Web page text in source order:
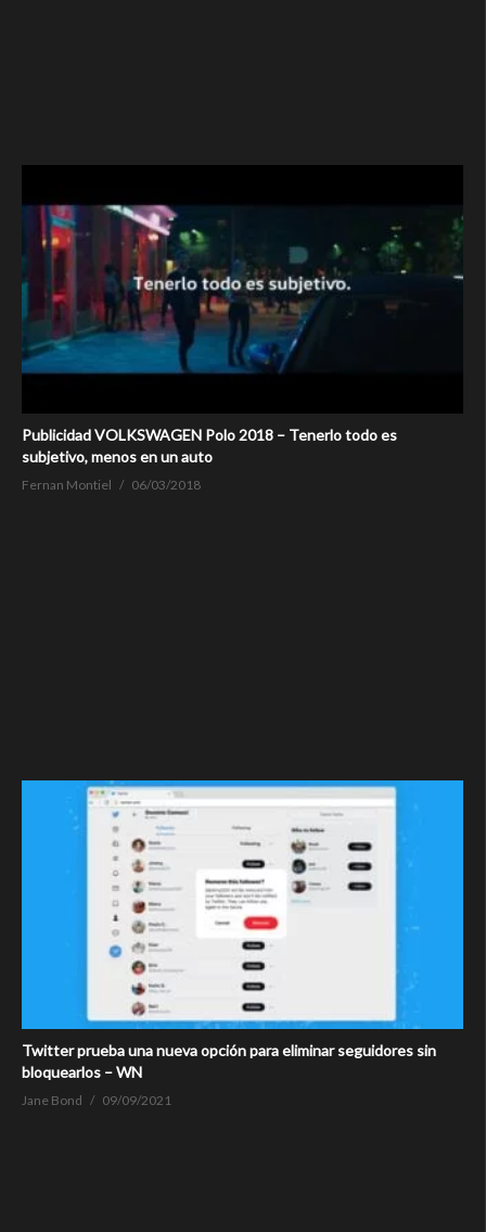
Publicidad VOLKSWAGEN Polo 2018 – Tenerlo todo es
subjetivo, menos en un auto
Fernan Montiel 06/03/2018
Twitter prueba una nueva opción para eliminar seguidores sin
bloquearlos – WN
Jane Bond 09/09/2021